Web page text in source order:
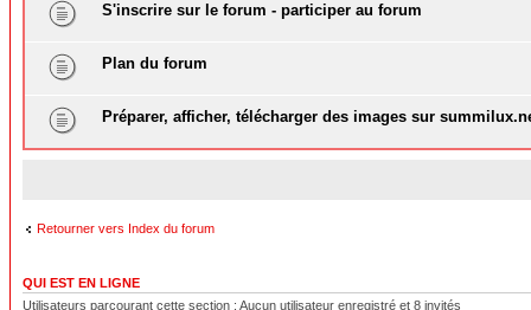
S'inscrire sur le forum - participer au forum
Plan du forum
Préparer, afficher, télécharger des images sur
Retourner vers Index du forum
QUI EST EN LIGNE
Utilisateurs parcourant cette section : Aucun utilisateur enregistré et 8 invités